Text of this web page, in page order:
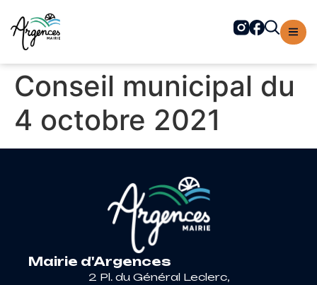
principal
Conseil municipal du
4 octobre 2021
Mairie d'Argences
2 Pl. du Général Leclerc,